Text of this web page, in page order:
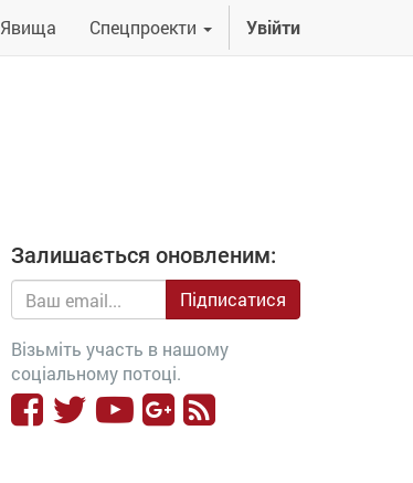
Явища Спецпроекти Увійти
Залишається оновленим:
Підписатися
Візьміть участь в нашому
соціальному потоці.